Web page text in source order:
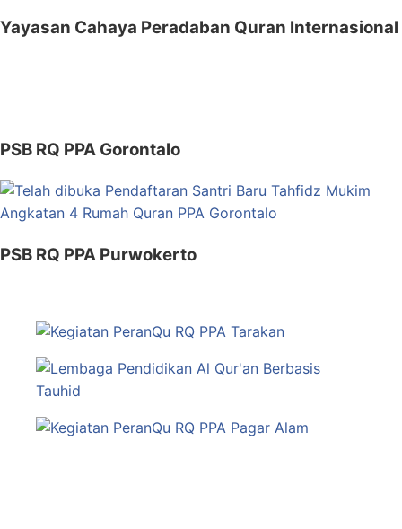
Yayasan Cahaya Peradaban Quran Internasional
PSB RQ PPA Gorontalo
PSB RQ PPA Purwokerto